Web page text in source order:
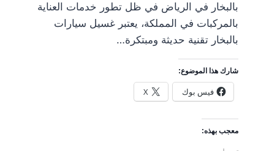
بالبخار في الرياض في ظل تطور خدمات العناية
بالمركبات في المملكة، يعتبر غسيل سيارات
بالبخار تقنية حديثة ومبتكرة…
شارك هذا الموضوع:
فيس بوك X
معجب بهذه: